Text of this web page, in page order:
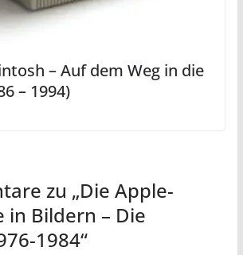
– Auf dem Weg in die
– 1994)
zu „Die Apple-
in Bildern – Die
1984“